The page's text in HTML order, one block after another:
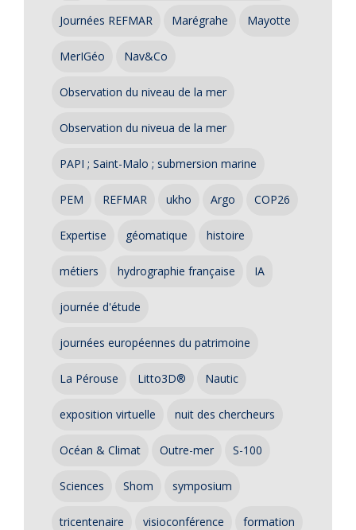
Journées REFMAR Marégrahe Mayotte
MerIGéo Nav&Co
Observation du niveau de la mer
Observation du niveua de la mer
PAPI ; Saint-Malo ; submersion marine
PEM REFMAR ukho Argo COP26
Expertise géomatique histoire
métiers hydrographie française IA
journée d'étude
journées européennes du patrimoine
La Pérouse Litto3D® Nautic
exposition virtuelle nuit des chercheurs
Océan & Climat Outre-mer S-100
Sciences Shom symposium
tricentenaire visioconférence formation